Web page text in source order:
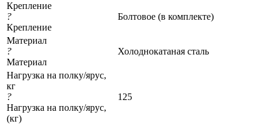
Крепление
?
Крепление
Болтовое (в комплекте)
Материал
?
Материал
Холоднокатаная сталь
Нагрузка на полку/ярус,
кг
?
Нагрузка на полку/ярус,
(кг)
125